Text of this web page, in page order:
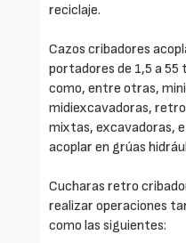
reciclaje.
Cazos cribadores
portadores de 1,5 a 55
como, entre otras,
midiexcavadoras,
mixtas, excavadoras,
acoplar en grúas
Cucharas retro
realizar operaciones
como las siguientes: